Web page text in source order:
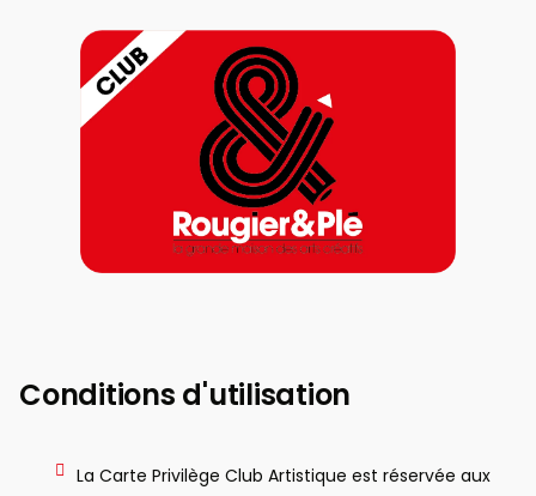
Conditions d'utilisation
La Carte Privilège Club Artistique est réservée aux